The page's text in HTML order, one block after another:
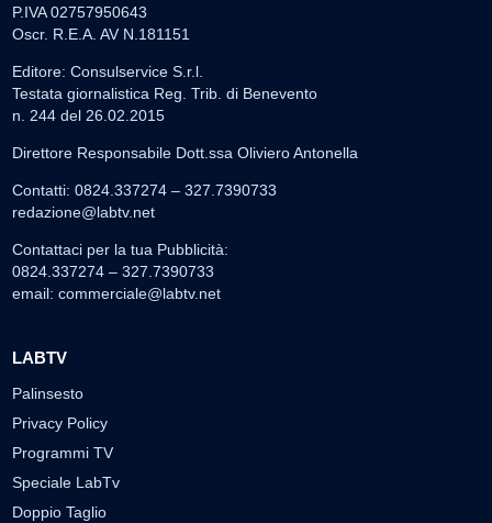
P.IVA 02757950643
Oscr. R.E.A. AV N.181151
Editore: Consulservice S.r.l.
Testata giornalistica Reg. Trib. di Benevento
n. 244 del 26.02.2015
Direttore Responsabile Dott.ssa Oliviero Antonella
Contatti: 0824.337274 – 327.7390733
redazione@labtv.net
Contattaci per la tua Pubblicità:
0824.337274 – 327.7390733
email: commerciale@labtv.net
LABTV
Palinsesto
Privacy Policy
Programmi TV
Speciale LabTv
Doppio Taglio